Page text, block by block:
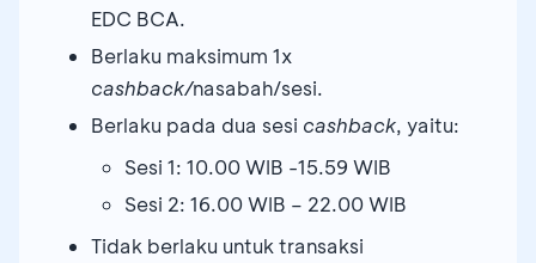
EDC BCA.
Berlaku maksimum 1x
cashback/nasabah/sesi.
Berlaku pada dua sesi cashback, yaitu:
Sesi 1: 10.00 WIB -15.59 WIB
Sesi 2: 16.00 WIB – 22.00 WIB
Tidak berlaku untuk transaksi